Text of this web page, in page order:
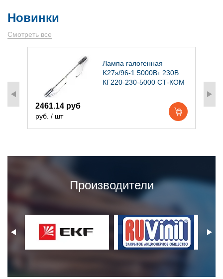
Новинки
Смотреть все
Лампа галогенная
K27s/96-1 5000Вт 230В
КГ220-230-5000 СТ-КОМ
2461.14 руб
руб. / шт
Производители